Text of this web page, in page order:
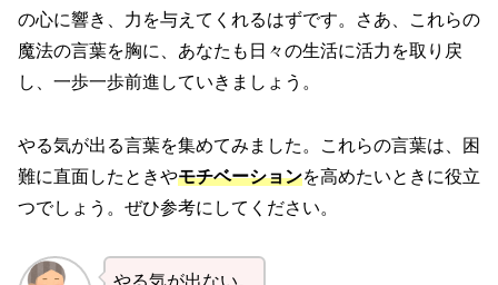
の心に響き、力を与えてくれるはずです。さあ、これらの
魔法の言葉を胸に、あなたも日々の生活に活力を取り戻
し、一歩一歩前進していきましょう。
やる気が出る言葉を集めてみました。これらの言葉は、困
難に直面したときやモチベーションを高めたいときに役立
つでしょう。ぜひ参考にしてください。
やる気が出ない。